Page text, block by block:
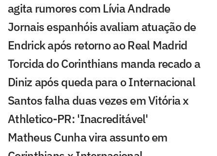
agita rumores com Lívia Andrade
Jornais espanhóis avaliam atuação de
Endrick após retorno ao Real Madrid
Torcida do Corinthians manda recado a
Diniz após queda para o Internacional
Santos falha duas vezes em Vitória x
Athletico-PR: 'Inacreditável'
Matheus Cunha vira assunto em